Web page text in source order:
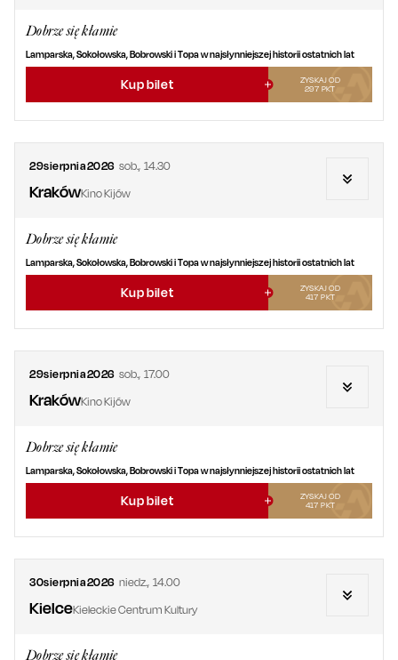
Dobrze się kłamie
Lamparska, Sokołowska, Bobrowski i Topa w najsłynniejszej historii ostatnich lat
Kup bilet
ZYSKAJ OD
297 PKT
29sierpnia2026 sob., 14.30
KrakówKino Kijów
Dobrze się kłamie
Lamparska, Sokołowska, Bobrowski i Topa w najsłynniejszej historii ostatnich lat
Kup bilet
ZYSKAJ OD
417 PKT
29sierpnia2026 sob., 17.00
KrakówKino Kijów
Dobrze się kłamie
Lamparska, Sokołowska, Bobrowski i Topa w najsłynniejszej historii ostatnich lat
Kup bilet
ZYSKAJ OD
417 PKT
30sierpnia2026 niedz., 14.00
KielceKieleckie Centrum Kultury
Dobrze się kłamie